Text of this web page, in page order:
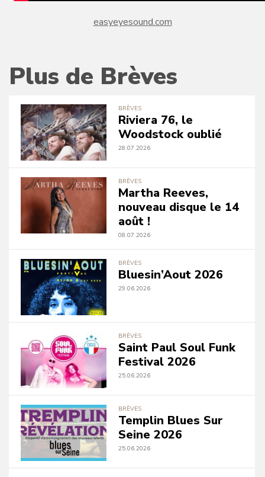
easyeyesound.com
Plus de Brèves
BRÈVES
Riviera 76, le
Woodstock oublié
28.07.2026
BRÈVES
Martha Reeves,
nouveau disque le 14
août !
08.07.2026
BRÈVES
Bluesin’Aout 2026
29.06.2026
BRÈVES
Saint Paul Soul Funk
Festival 2026
25.06.2026
BRÈVES
Templin Blues Sur
Seine 2026
25.06.2026